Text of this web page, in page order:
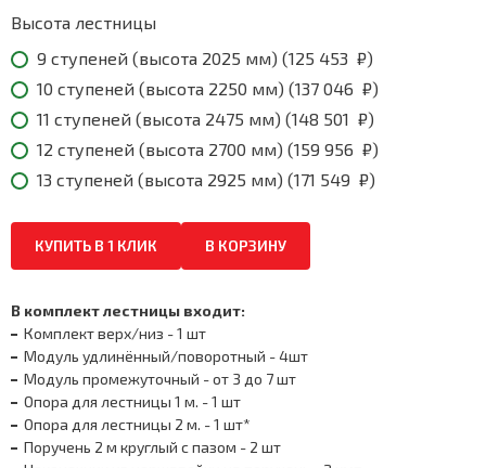
₽
Высота лестницы
9 ступеней (высота 2025 мм) (125 453 ₽)
10 ступеней (высота 2250 мм) (137 046 ₽)
11 ступеней (высота 2475 мм) (148 501 ₽)
12 ступеней (высота 2700 мм) (159 956 ₽)
13 ступеней (высота 2925 мм) (171 549 ₽)
КУПИТЬ В 1 КЛИК В КОРЗИНУ
В комплект лестницы входит:
Комплект верх/низ - 1 шт
Модуль удлинённый/поворотный - 4шт
Модуль промежуточный - от 3 до 7 шт
Опора для лестницы 1 м. - 1 шт
Опора для лестницы 2 м. - 1 шт*
Поручень 2 м круглый с пазом - 2 шт